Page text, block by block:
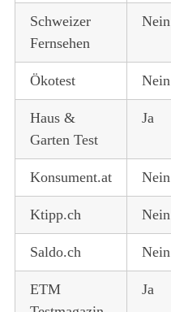
Schweizer
Fernsehen
Nein
Ökotest Nein
Haus &
Garten Test
Ja
Konsument.at Nein
Ktipp.ch Nein
Saldo.ch Nein
ETM
Ja